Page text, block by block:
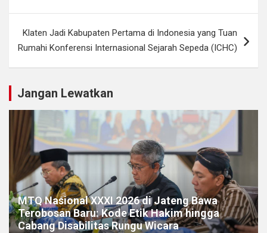
Klaten Jadi Kabupaten Pertama di Indonesia yang Tuan
Rumahi Konferensi Internasional Sejarah Sepeda (ICHC)
Jangan Lewatkan
MTQ Nasional XXXI 2026 di Jateng Bawa
Terobosan Baru: Kode Etik Hakim hingga
Cabang Disabilitas Rungu Wicara